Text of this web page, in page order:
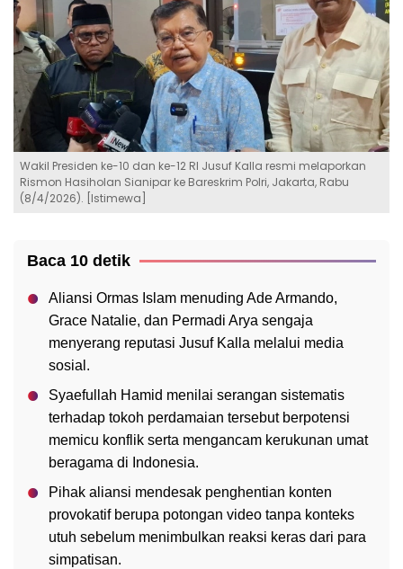
Wakil Presiden ke-10 dan ke-12 RI Jusuf Kalla resmi melaporkan
Rismon Hasiholan Sianipar ke Bareskrim Polri, Jakarta, Rabu
(8/4/2026). [Istimewa]
Baca 10 detik
Aliansi Ormas Islam menuding Ade Armando,
Grace Natalie, dan Permadi Arya sengaja
menyerang reputasi Jusuf Kalla melalui media
sosial.
Syaefullah Hamid menilai serangan sistematis
terhadap tokoh perdamaian tersebut berpotensi
memicu konflik serta mengancam kerukunan umat
beragama di Indonesia.
Pihak aliansi mendesak penghentian konten
provokatif berupa potongan video tanpa konteks
utuh sebelum menimbulkan reaksi keras dari para
simpatisan.